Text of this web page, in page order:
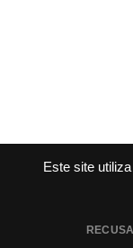
Este site